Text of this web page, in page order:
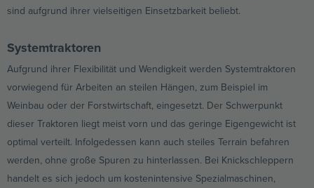
sind aufgrund ihrer vielseitigen Einsetzbarkeit beliebt.
Systemtraktoren
Aufgrund ihrer Flexibilität und Wendigkeit werden Systemtraktoren
vorwiegend für Arbeiten an steilen Hängen, zum Beispiel im
Weinbau oder der Forstwirtschaft, eingesetzt. Der Schwerpunkt
dieser Traktoren liegt meist vorn und das geringe Eigengewicht ist
optimal verteilt. Infolgedessen kann auch steiles Terrain befahren
werden, ohne große Spuren zu hinterlassen. Bei Knickschleppern
handelt es sich jedoch um kostenintensive Spezialmaschinen,